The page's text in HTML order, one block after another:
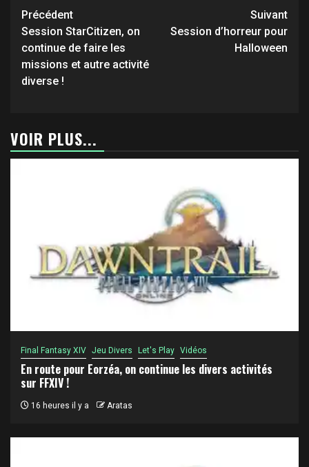
Navigation
d’article
Précédent
Session StarCitizen, on
continue de faire les
missions et autre activité
diverse !
Suivant
Session d’horreur pour
Halloween
VOIR PLUS...
Final Fantasy XIV Jeu Divers Let's Play Vidéos
En route pour Eorzéa, on continue les divers activités
sur FFXIV !
16 heures il y a Aratas